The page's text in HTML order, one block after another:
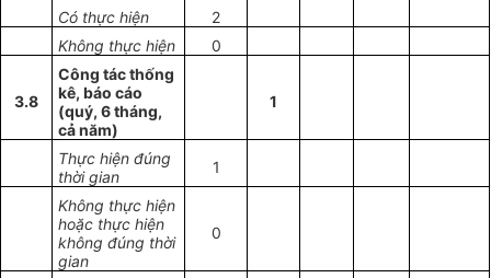
Có thực hiện
2
Không thực hiện
0
3.8
Công tác thống
kê, báo cáo
(quý, 6 tháng,
cả năm)
1
Thực hiện đúng
thời gian
1
Không thực hiện
hoặc thực hiện
không đúng thời
gian
0